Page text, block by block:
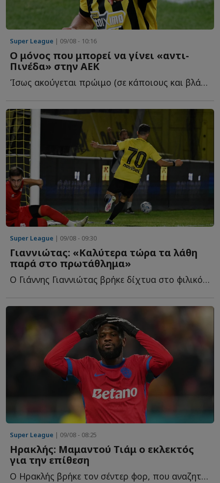
Super League | 09/08 - 10:16
Ο μόνος που μπορεί να γίνει «αντι-
Πινέδα» στην ΑΕΚ
Ίσως ακούγεται πρώιμο (σε κάποιους και βλάσφημο), αλλά ο...
Super League | 09/08 - 09:30
Γιαννιώτας: «Καλύτερα τώρα τα λάθη
παρά στο πρωτάθλημα»
Ο Γιάννης Γιαννιώτας βρήκε δίχτυα στο φιλικό του Άρη μ...
Super League | 09/08 - 08:25
Ηρακλής: Μαμαντού Τιάμ ο εκλεκτός
για την επίθεση
Ο Ηρακλής βρήκε τον σέντερ φορ, που αναζητούσε στην π...